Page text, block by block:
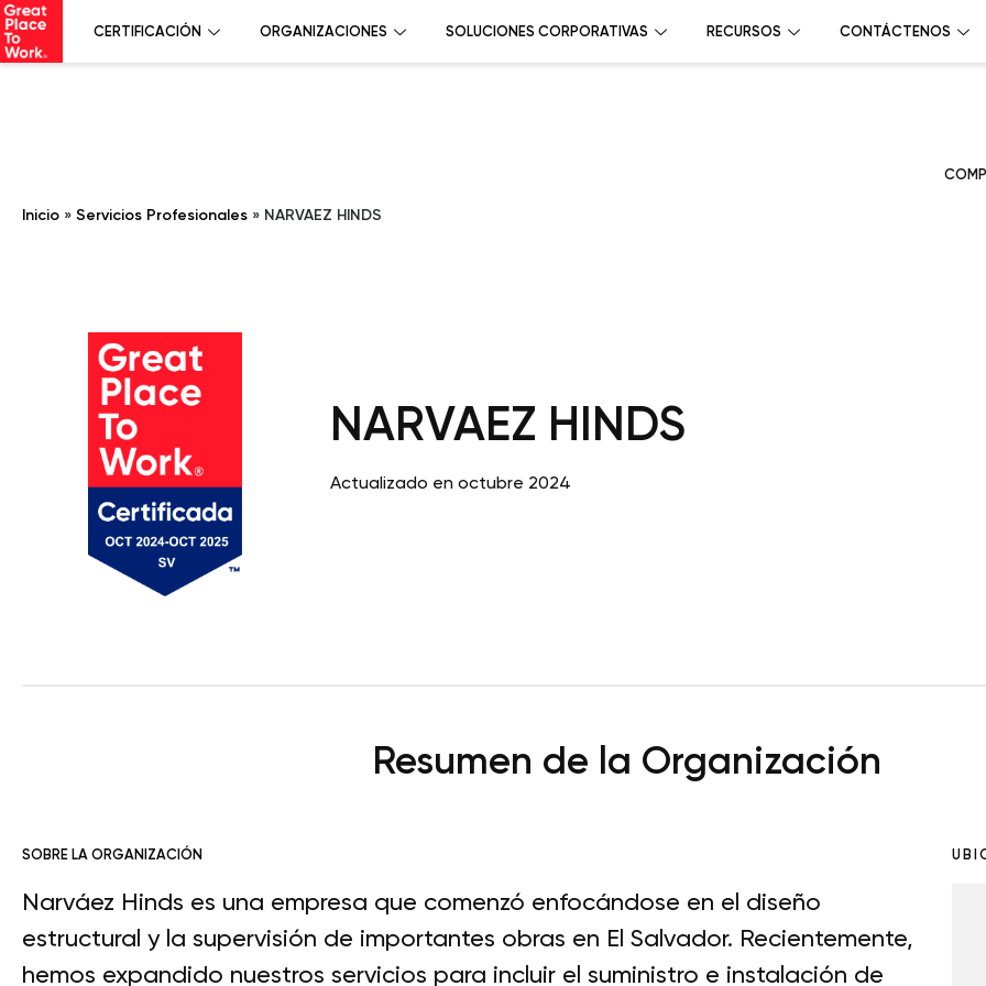
CERTIFICACIÓN ORGANIZACIONES SOLUCIONES CORPORATIVAS RECURSOS CONTÁCTENOS
Inicio » Servicios Profesionales » NARVAEZ HINDS
NARVAEZ HINDS
Actualizado en octubre 2024
Resumen de la Organización
SOBRE LA ORGANIZACIÓN
Narváez Hinds es una empresa que comenzó enfocándose en el diseño
estructural y la supervisión de importantes obras en El Salvador. Recientemente,
hemos expandido nuestros servicios para incluir el suministro e instalación de